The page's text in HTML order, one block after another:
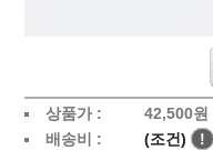
상품가 : 42,500원
배송비 : (조건) !